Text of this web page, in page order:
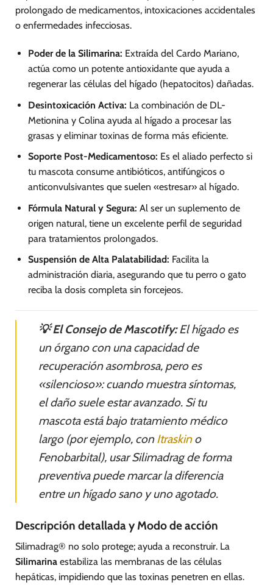
prolongado de medicamentos, intoxicaciones accidentales
o enfermedades infecciosas.
Poder de la Silimarina: Extraída del Cardo Mariano,
actúa como un potente antioxidante que ayuda a
regenerar las células del hígado (hepatocitos) dañadas.
Desintoxicación Activa: La combinación de DL-
Metionina y Colina ayuda al hígado a procesar las
grasas y eliminar toxinas de forma más eficiente.
Soporte Post-Medicamentoso: Es el aliado perfecto si
tu mascota consume antibióticos, antifúngicos o
anticonvulsivantes que suelen «estresar» al hígado.
Fórmula Natural y Segura: Al ser un suplemento de
origen natural, tiene un excelente perfil de seguridad
para tratamientos prolongados.
Suspensión de Alta Palatabilidad: Facilita la
administración diaria, asegurando que tu perro o gato
reciba la dosis completa sin forcejeos.
💡 El Consejo de Mascotify:El hígado es
un órgano con una capacidad de
recuperación asombrosa, pero es
«silencioso»: cuando muestra síntomas,
el daño suele estar avanzado. Si tu
mascota está bajo tratamiento médico
largo (por ejemplo, conItraskino
Fenobarbital), usar Silimadrag de forma
preventiva puede marcar la diferencia
entre un hígado sano y uno agotado.
Descripción detallada y Modo de acción
Silimadrag® no solo protege; ayuda a reconstruir. La
Silimarina estabiliza las membranas de las células
hepáticas, impidiendo que las toxinas penetren en ellas.